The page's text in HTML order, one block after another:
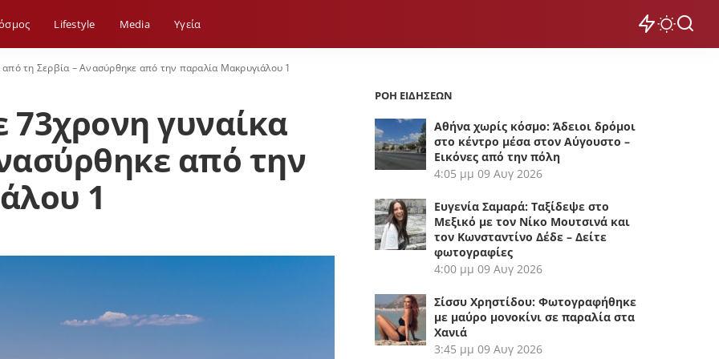
Lifestyle Media Yγεία
τη Σερβία – Ανασύρθηκε από την παραλία Μακρυγιάλου 1
73χρονη γυναίκα
από την
1
ΡΟΗ ΕΙΔΗΣΕΩΝ
Αθήνα χωρίς κόσμο: Άδειοι δρόμοι
στο κέντρο μέσα στον Αύγουστο –
Εικόνες από την πόλη
4:05 μμ 09 Αυγ 2026
Ευγενία Σαμαρά: Ταξίδεψε στο
Μεξικό με τον Νίκο Μουτσινά και
τον Κωνσταντίνο Δέδε – Δείτε
φωτογραφίες
4:00 μμ 09 Αυγ 2026
Σίσσυ Χρηστίδου: Φωτογραφήθηκε
με μαύρο μονοκίνι σε παραλία στα
Χανιά
3:45 μμ 09 Αυγ 2026